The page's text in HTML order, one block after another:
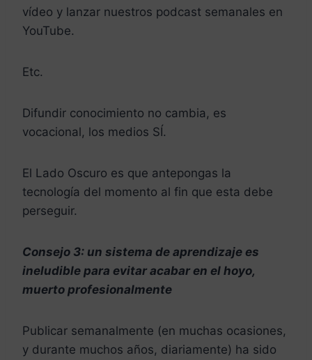
vídeo y lanzar nuestros podcast semanales en
YouTube.
Etc.
Difundir conocimiento no cambia, es
vocacional, los medios SÍ.
El Lado Oscuro es que antepongas la
tecnología del momento al fin que esta debe
perseguir.
Consejo 3: un sistema de aprendizaje es
ineludible para evitar acabar en el hoyo,
muerto profesionalmente
Publicar semanalmente (en muchas ocasiones,
y durante muchos años, diariamente) ha sido